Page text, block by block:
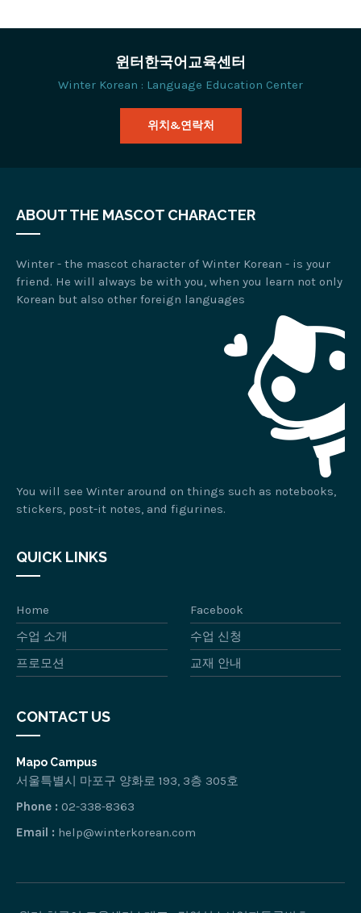
윈터한국어교육센터
Winter Korean : Language Education Center
위치&연락처
ABOUT THE MASCOT CHARACTER
Winter - the mascot character of Winter Korean - is your
friend. He will always be with you, when you learn not only
Korean but also other foreign languages
You will see Winter around on things such as notebooks,
stickers, post-it notes, and figurines.
QUICK LINKS
Home
Facebook
수업 소개
수업 신청
프로모션
교재 안내
CONTACT US
Mapo Campus
서울특별시 마포구 양화로 193, 3층 305호
Phone : 02-338-8363
Email : help@winterkorean.com